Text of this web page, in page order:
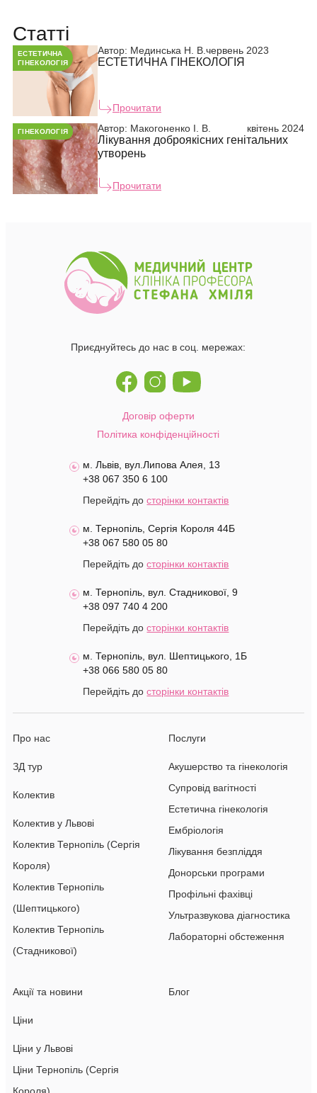
Статті
ЕСТЕТИЧНА
ГІНЕКОЛОГІЯ
Автор: Мединська Н. В. червень 2023
ЕСТЕТИЧНА ГІНЕКОЛОГІЯ
Прочитати
ГІНЕКОЛОГІЯ Автор: Макогоненко І. В. квітень 2024
Лікування доброякісних генітальних
утворень
Прочитати
Приєднуйтесь до нас в соц. мережах:
Договір оферти
Політика конфіденційності
Про нас
ЗД тур
Колектив
Колектив у Львові
Колектив Тернопіль (Сергія
Короля)
Колектив Тернопіль
(Шептицького)
Колектив Тернопіль
(Стадникової)
Послуги
Акушерство та гінекологія
Супровід вагітності
Естетична гінекологія
Ембріологія
Лікування безпліддя
Донорськи програми
Профільні фахівці
Ультразвукова діагностика
Лабораторні обстеження
Ціни
Ціни у Львові
Ціни Тернопіль (Сергія
Акції та новини Блог
м. Львів, вул.Липова Алея, 13
+38 067 350 6 100
Перейдіть досторінки контактів
м. Тернопіль, Сергія Короля 44Б
+38 067 580 05 80
Перейдіть досторінки контактів
м. Тернопіль, вул. Стадникової, 9
+38 097 740 4 200
Перейдіть досторінки контактів
м. Тернопіль, вул. Шептицького, 1Б
+38 066 580 05 80
Перейдіть досторінки контактів